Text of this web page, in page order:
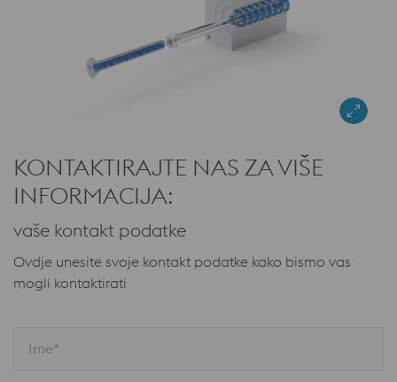
KONTAKTIRAJTE NAS ZA VIŠE
INFORMACIJA:
vaše kontakt podatke
Ovdje unesite svoje kontakt podatke kako bismo vas
mogli kontaktirati
Ime*